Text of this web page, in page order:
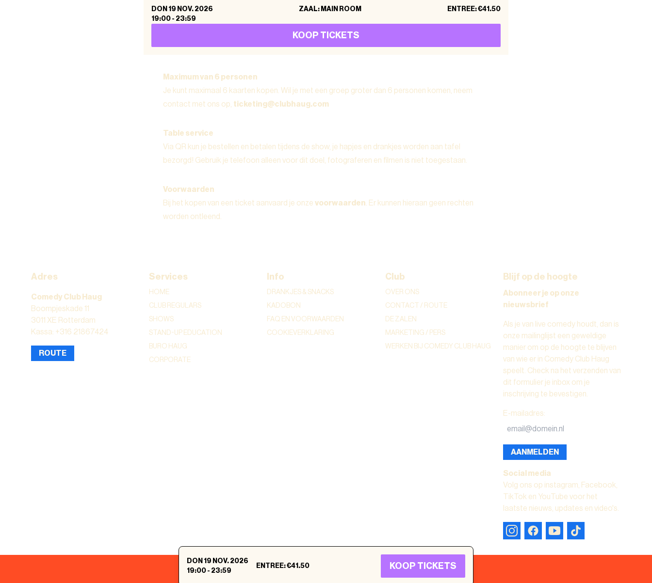
DON 19 NOV. 2026
19:00 - 23:59
ZAAL: MAIN ROOM ENTREE:€41.50
KOOP TICKETS
DON 19 NOV. 2026
19:00 - 23:59
ENTREE:€41.50 KOOP TICKETS
Maximum van 6 personen
Je kunt maximaal 6 kaarten kopen. Wil je met een groep groter dan 6 personen komen, neem
contact met ons op, ticketing@clubhaug.com
Table service
Via QR kun je bestellen en betalen tijdens de show, je hapjes en drankjes worden aan tafel
bezorgd! Gebruik je telefoon alleen voor dit doel, fotograferen en filmen is niet toegestaan.
Voorwaarden
Bij het kopen van een ticket aanvaard je onze voorwaarden . Er kunnen hieraan geen rechten
worden ontleend.
Adres
Comedy Club Haug
Boompjeskade 11
3011 XE Rotterdam
Kassa: +316 21867424
ROUTE
Services
HOME
CLUB REGULARS
SHOWS
STAND-UP EDUCATION
BURO HAUG
CORPORATE
Info
DRANKJES & SNACKS
KADOBON
FAQ EN VOORWAARDEN
COOKIEVERKLARING
Club
OVER ONS
CONTACT / ROUTE
DE ZALEN
MARKETING / PERS
WERKEN BIJ COMEDY CLUB HAUG
Blijf op de hoogte
Abonneer je op onze
nieuwsbrief
Als je van live comedy houdt, dan is
onze mailinglijst een geweldige
manier om op de hoogte te blijven
van wie er in Comedy Club Haug
speelt. Check na het verzenden van
dit formulier je inbox om je
inschrijving te bevestigen.
E-mailadres:
AANMELDEN
Social media
Volg ons op instagram, Facebook,
TikTok en YouTube voor het
laatste nieuws, updates en video's.
Comedy Club Haug ©2026 Alle rechten voorbehouden